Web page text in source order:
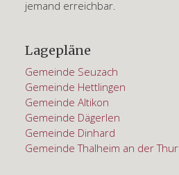
jemand erreichbar.
Lagepläne
Gemeinde Seuzach
Gemeinde Hettlingen
Gemeinde Altikon
Gemeinde Dägerlen
Gemeinde Dinhard
Gemeinde Thalheim an der Thur